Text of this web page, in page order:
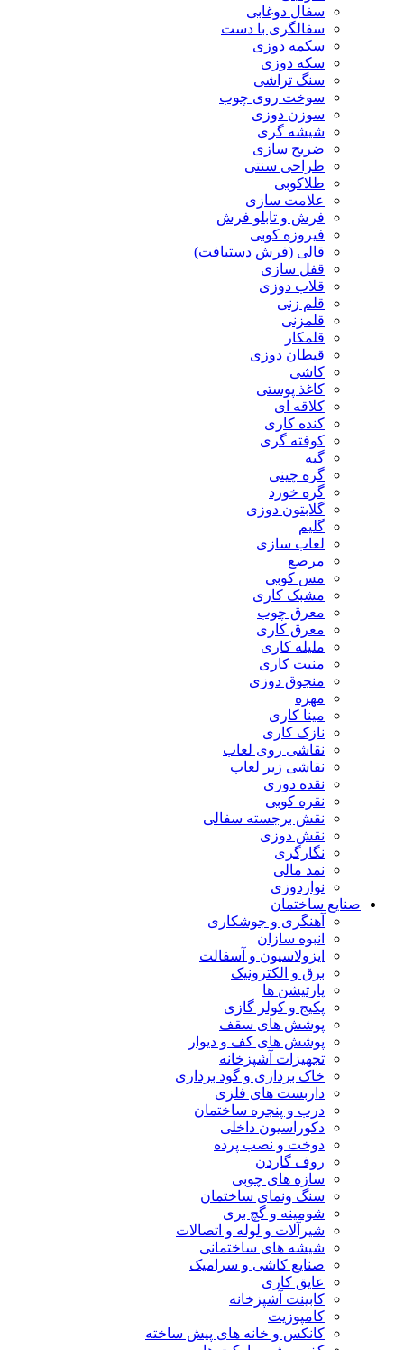
سفال دوغابی
سفالگری با دست
سکمه دوزی
سکه دوزی
سنگ تراشی
سوخت روی چوب
سوزن دوزی
شیشه گری
ضریح سازی
طراحی سنتی
طلاکوبی
علامت سازی
فرش و تابلو فرش
فیروزه کوبی
قالی (فرش دستبافت)
قفل سازی
قلاب دوزی
قلم زنی
قلمزنی
قلمکار
قیطان دوزی
کاشی
کاغذ پوستی
کلاقه ای
کنده کاری
کوفته گری
گبه
گره چینی
گره خورد
گلابتون دوزی
گلیم
لعاب سازی
مرصع
مس کوبی
مشبک کاری
معرق چوب
معرق کاری
مليله کاری
منبت کاری
منجوق دوزی
مهره
مینا کاری
نازک کاری
نقاشی روی لعاب
نقاشی زیر لعاب
نقده دوزی
نقره کوبی
نقش برجسته سفالی
نقش دوزی
نگارگری
نمد مالی
نواردوزی
صنایع ساختمان
آهنگری و جوشکاری
انبوه سازان
ایزولاسیون و آسفالت
برق و الکترونیک
پارتیشن ها
پکیج و کولر گازی
پوشش های سقف
پوشش های کف و دیوار
تجهیزات آشپزخانه
خاک برداری و گود برداری
داربست های فلزی
درب و پنجره ساختمان
دکوراسیون داخلی
دوخت و نصب پرده
روف گاردن
سازه های چوبی
سنگ ونمای ساختمان
شومینه و گچ بری
شیرآلات و لوله و اتصالات
شیشه های ساختمانی
صنایع کاشی و سرامیک
عایق کاری
کابینت آشپزخانه
کامپوزیت
کانکس و خانه های پیش ساخته